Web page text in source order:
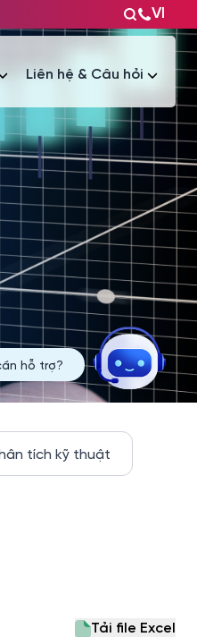
VI
Liên hệ & Câu hỏi
tích kỹ thuật
Tải file Excel
hỗ trợ?